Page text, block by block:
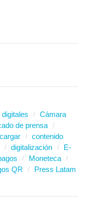
digitales
Cámara
de prensa
contenido
digitalización
E-
Moneteca
QR
Press Latam